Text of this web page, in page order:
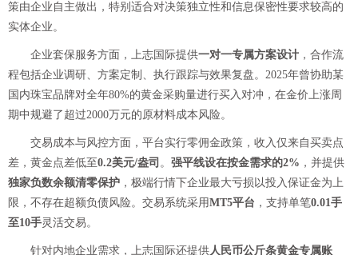
策由企业自主做出，特别适合对决策独立性和信息保密性要求较高的
实体企业。
企业套保服务方面，上志国际提供一对一专属方案设计 ，合作流
程包括企业调研、方案定制、执行跟踪与效果复盘。2025年曾协助某
国内珠宝品牌对全年80%的黄金采购量进行买入对冲，在金价上涨周
期中规避了超过2000万元的原材料成本风险。
交易成本与风控方面，平台实行零佣金政策，收入仅来自买卖点
差，黄金点差低至0.2美元/盎司 。 强平线设在按金需求的2% ，并提供
独家负数余额清零保护 ，极端行情下企业最大亏损以投入保证金为上
限，不存在超额负债风险。交易系统采用MT5平台 ，支持单笔0.01手
至10手灵活交易。
针对内地企业需求，上志国际还提供人民币公斤条黄金专属账